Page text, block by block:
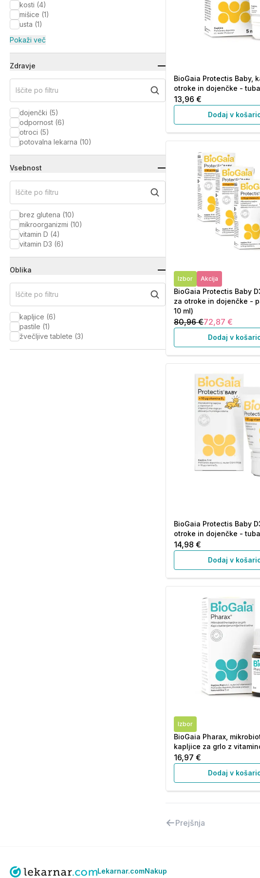
kosti (4)
mišice (1)
usta (1)
Pokaži več
Zdravje
Iščite po filtru
dojenčki (5)
odpornost (6)
otroci (5)
potovalna lekarna (10)
Vsebnost
Iščite po filtru
brez glutena (10)
mikroorganizmi (10)
vitamin D (4)
vitamin D3 (6)
Oblika
Iščite po filtru
kapljice (6)
pastile (1)
žvečljive tablete (3)
BioGaia Protectis Baby,
otroke in dojenčke -
13,96 €
Dodaj v
Izbor Akcija
BioGaia Protectis Baby
za otroke in dojenčke -
10 ml)
80,96 €72,87 €
Dodaj v
BioGaia Protectis Baby
otroke in dojenčke -
14,98 €
Dodaj v
Izbor
BioGaia Pharax,
kapljice za grlo z
16,97 €
Dodaj v
Prejšnja
Lekarnar.comNakup